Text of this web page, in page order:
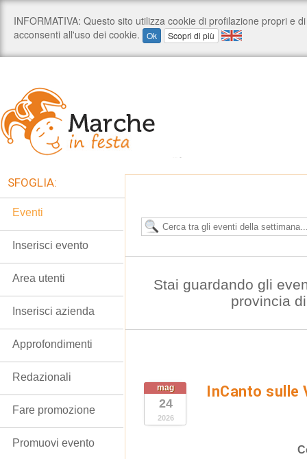
Stai guardando gli
provincia
mag
24
2026
InCanto sulle
SFOGLIA:
Eventi
Inserisci evento
Area utenti
Inserisci azienda
Approfondimenti
Redazionali
Fare promozione
Promuovi evento